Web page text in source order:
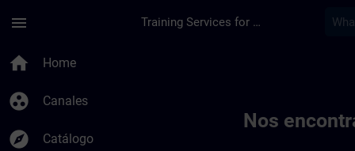
menu Training Services for Digital Industries
home Home
group_work Canales
explore Catálogo
Nos